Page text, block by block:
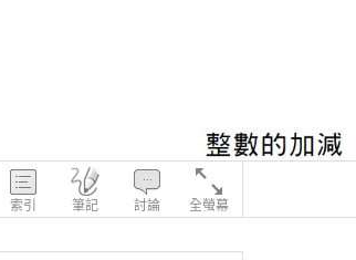
索引 筆記 討論 全螢幕